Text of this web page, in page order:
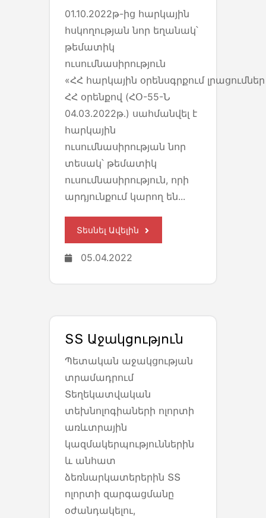
01.10.2022թ-ից հարկային
հսկողության նոր եղանակ՝
թեմատիկ
ուսումնասիրություն
«ՀՀ հարկային օրենսգրքում
ՀՀ օրենքով (ՀՕ-55-Ն
04.03.2022թ․) սահմանվել է
հարկային
ուսումնասիրության նոր
տեսակ՝ թեմատիկ
ուսումնասիրություն, որի
արդյունքում կարող են...
Տեսնել Ավելին
05.04.2022
ՏՏ Աջակցություն
Պետական աջակցության
տրամադրում
Տեղեկատվական
տեխնոլոգիաների ոլորտի
առևտրային
կազմակերպություններին
և անհատ
ձեռնարկատերերին ՏՏ
ոլորտի զարգացմանը
օժանդակելու,